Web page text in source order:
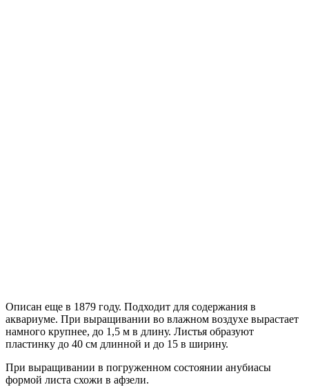
Описан еще в 1879 году. Подходит для содержания в
аквариуме. При выращивании во влажном воздухе вырастает
намного крупнее, до 1,5 м в длину. Листья образуют
пластинку до 40 см длинной и до 15 в ширину.
При выращивании в погруженном состоянии анубиасы
формой листа схожи в афзели.